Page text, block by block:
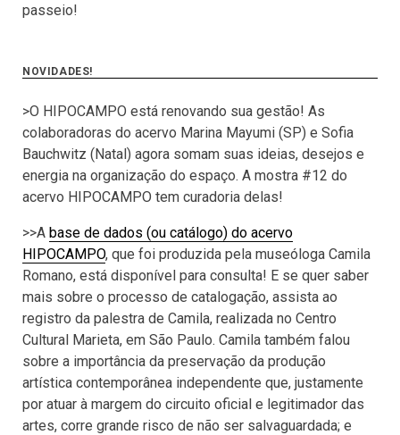
passeio!
NOVIDADES!
>O HIPOCAMPO está renovando sua gestão! As
colaboradoras do acervo Marina Mayumi (SP) e Sofia
Bauchwitz (Natal) agora somam suas ideias, desejos e
energia na organização do espaço. A mostra #12 do
acervo HIPOCAMPO tem curadoria delas!
>>A base de dados (ou catálogo) do acervo
HIPOCAMPO, que foi produzida pela museóloga Camila
Romano, está disponível para consulta! E se quer saber
mais sobre o processo de catalogação, assista ao
registro da palestra de Camila, realizada no Centro
Cultural Marieta, em São Paulo. Camila também falou
sobre a importância da preservação da produção
artística contemporânea independente que, justamente
por atuar à margem do circuito oficial e legitimador das
artes, corre grande risco de não ser salvaguardada; e